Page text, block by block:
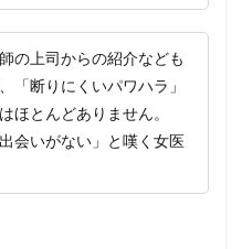
の上司からの紹介なども
「断りにくいパワハラ」
ほとんどありません。
会いがない」と嘆く女医